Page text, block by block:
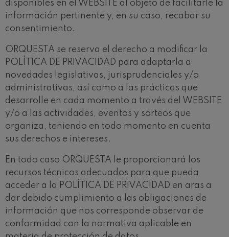
disponibles en el WEBSITE al objeto de facilitarle la
información pertinente y, en su caso, recabar su
consentimiento.
ORQUESTA se reserva el derecho a modificar la
POLÍTICA DE PRIVACIDAD para adaptarla a
novedades legislativas, jurisprudenciales y/o
administrativas, así como a las prácticas que
desarrolle en cada momento a través del WEBSITE
y/o a las actividades, eventos y sorteos que
organiza, teniendo en todo momento en cuenta
sus derechos e intereses.
En todo caso ORQUESTA le proporcionará los
recursos técnicos adecuados para que pueda
acceder a la POLÍTICA DE PRIVACIDAD en aras a
dar debido cumplimiento a las obligaciones de
información que nos corresponde observar de
conformidad con la normativa aplicable en
Johannes Brahms
Ludwig van Beethoven:
Wolfgang Amadeus Mozart:
Concierto para violín nº5
Wolfgang Amadeus Mozart
Max Bruch: Kol nidrei
Max Bruch
Robert Schumann: Concierto
para violín
Robert Schumann
Gabriel Fauré: Pelléas et
Mélisande
'La grande'
Franz Schubert
Wolfgang Amadeus Mozart:
Concierto para clarinete
Wolfgang Amadeus Mozart